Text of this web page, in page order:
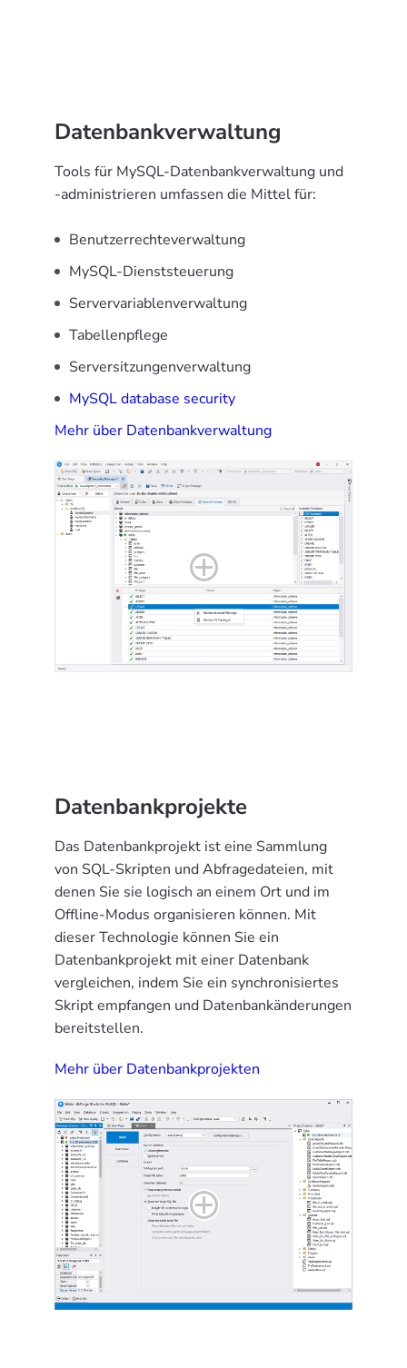
Datenbankverwaltung
Tools für MySQL-Datenbankverwaltung und
-administrieren umfassen die Mittel für:
Benutzerrechteverwaltung
MySQL-Dienststeuerung
Servervariablenverwaltung
Tabellenpflege
Serversitzungenverwaltung
MySQL database security
Mehr über Datenbankverwaltung
Datenbankprojekte
Das Datenbankprojekt ist eine Sammlung
von SQL-Skripten und Abfragedateien, mit
denen Sie sie logisch an einem Ort und im
Offline-Modus organisieren können. Mit
dieser Technologie können Sie ein
Datenbankprojekt mit einer Datenbank
vergleichen, indem Sie ein synchronisiertes
Skript empfangen und Datenbankänderungen
bereitstellen.
Mehr über Datenbankprojekten